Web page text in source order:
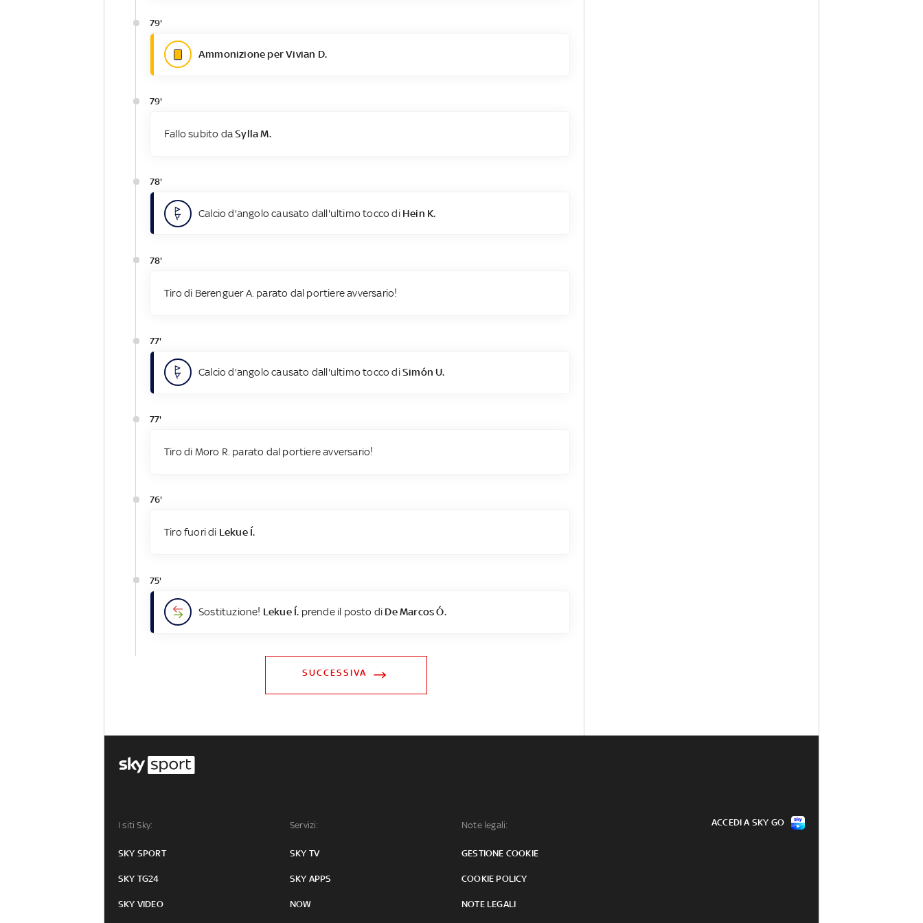
79'
Ammonizione per Vivian D.
79'
Fallo subito daSylla M.
78'
Calcio d'angolo causato dall'ultimo tocco di Hein K.
78'
Tiro di Berenguer A. parato dal portiere avversario!
77'
Calcio d'angolo causato dall'ultimo tocco diSimón U.
77'
Tiro di Moro R. parato dal portiere avversario!
76'
Tiro fuori di Lekue Í.
75'
Sostituzione! Lekue Í. prende il posto di De Marcos Ó.
SUCCESSIVA
I siti Sky:
SKY SPORT
SKY TG24
SKY VIDEO
Servizi:
SKY TV
SKY APPS
NOW
Note legali:
GESTIONE COOKIE
COOKIE POLICY
NOTE LEGALI
ACCEDI A SKY GO